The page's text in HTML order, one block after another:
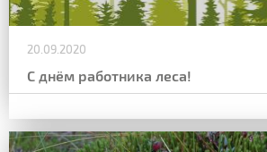
20.09.2020
С днём работника леса!